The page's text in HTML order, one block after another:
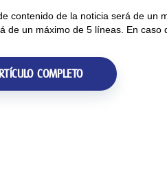
contenido de la noticia será de un
de un máximo de 5 líneas. En
COMPLETO